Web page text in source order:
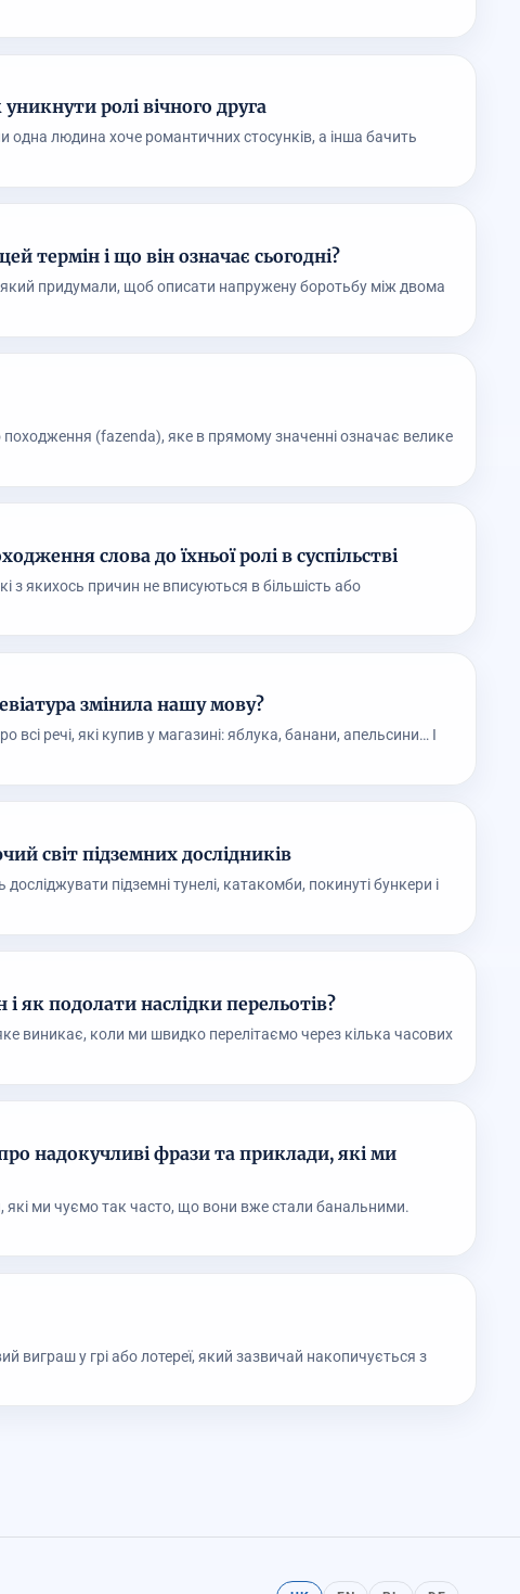
ролі вічного друга
одна людина хоче романтичних стосунків, а інша бачить
термін і що він означає сьогодні?
який придумали, щоб описати напружену боротьбу між двома
(fazenda), яке в прямому значенні означає велике
слова до їхньої ролі в суспільстві
з якихось причин не вписуються в більшість або
змінила нашу мову?
речі, які купив у магазині: яблука, банани, апельсини… І
світ підземних дослідників
підземні тунелі, катакомби, покинуті бункери і
як подолати наслідки перельотів?
виникає, коли ми швидко перелітаємо через кілька часових
надокучливі фрази та приклади, які ми
які ми чуємо так часто, що вони вже стали банальними.
у грі або лотереї, який зазвичай накопичується з